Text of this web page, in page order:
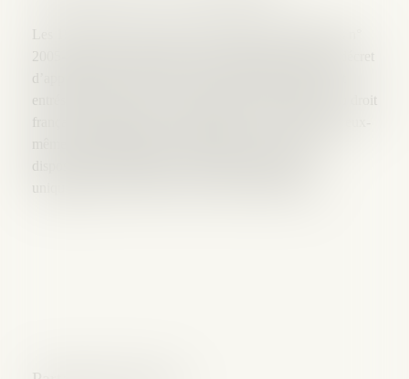
Les 196 articles de la loi de sauvegarde des entreprises n°
d’application n° 2005-1677 du 28 décembre 2005 sont
entrés en vigueur le 1er janvier 2006. Les praticiens du droit
dispositions codifiées pour leur partie législative